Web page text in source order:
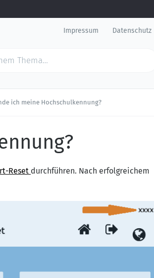
Impressum Datenschutz
ich meine Hochschulkennung?
Reset durchführen. Nach erfolgreichem